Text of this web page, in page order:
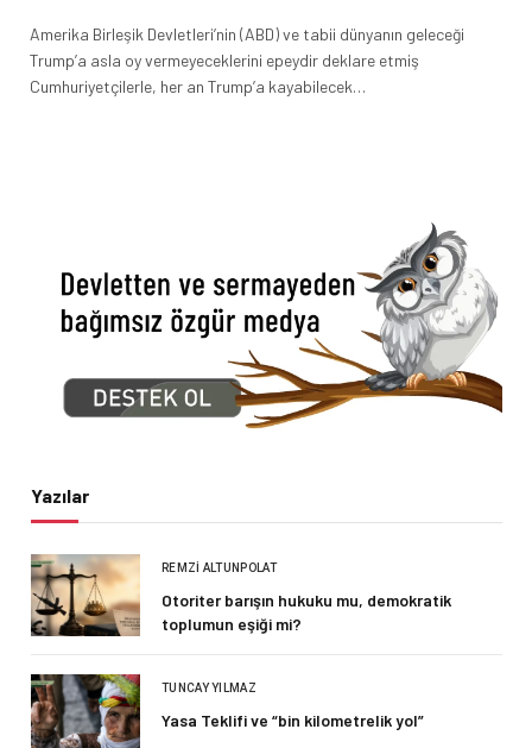
Amerika Birleşik Devletleri’nin (ABD) ve tabii dünyanın geleceği
Trump’a asla oy vermeyeceklerini epeydir deklare etmiş
Cumhuriyetçilerle, her an Trump’a kayabilecek…
Yazılar
REMZI ALTUNPOLAT
Otoriter barışın hukuku mu, demokratik
toplumun eşiği mi?
TUNCAY YILMAZ
Yasa Teklifi ve “bin kilometrelik yol”